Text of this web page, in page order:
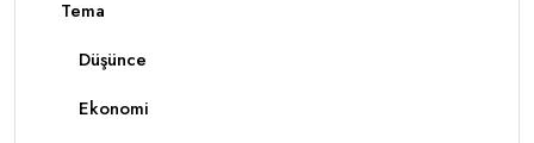
Tema
Düşünce
Ekonomi